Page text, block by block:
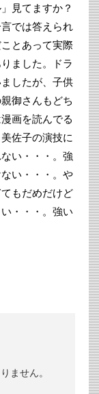
見てますか？
では答えられ
とあって実際
ました。ドラ
したが、子供
御さんもどち
画を読んでる
佐子の演技に
い・・・。強
い・・・。や
もだめだけど
・・・。強い
ません。